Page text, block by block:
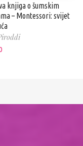
knjiga o šumskim
– Montessori: svijet